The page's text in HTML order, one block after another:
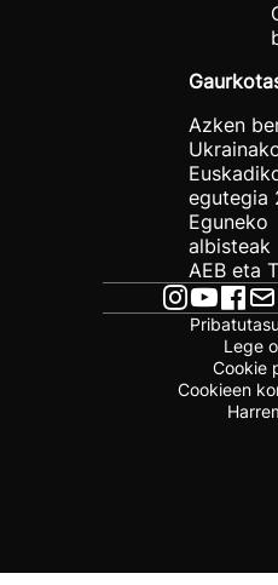
Azken
egutegia
Eguneko
albisteak
AEB eta
Lege
Cookie
Cookieen